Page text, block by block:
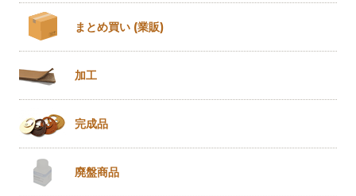
まとめ買い (業販)
加工
完成品
廃盤商品